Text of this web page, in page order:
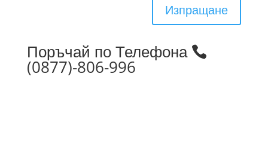
Изпращане
Поръчай по Телефона
(0877)-806-996